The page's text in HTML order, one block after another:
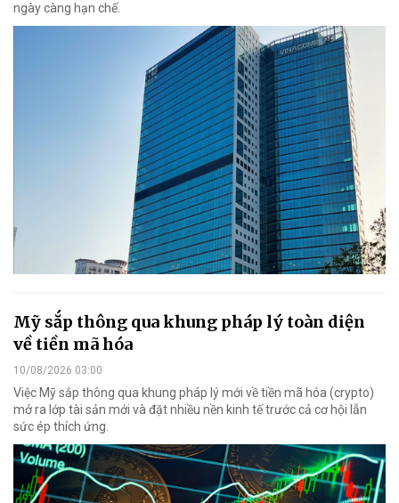
ngày càng hạn chế.
Mỹ sắp thông qua khung pháp lý toàn diện
về tiền mã hóa
10/08/2026 03:00
Việc Mỹ sắp thông qua khung pháp lý mới về tiền mã hóa (crypto)
mở ra lớp tài sản mới và đặt nhiều nền kinh tế trước cả cơ hội lẫn
sức ép thích ứng.